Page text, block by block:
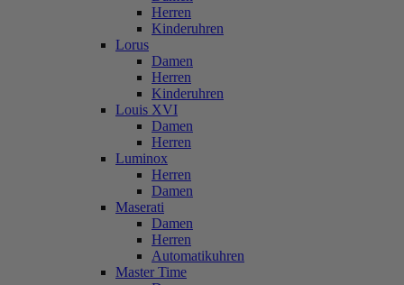
Herren
Kinderuhren
Lorus
Damen
Herren
Kinderuhren
Louis XVI
Damen
Herren
Luminox
Herren
Damen
Maserati
Damen
Herren
Automatikuhren
Master Time